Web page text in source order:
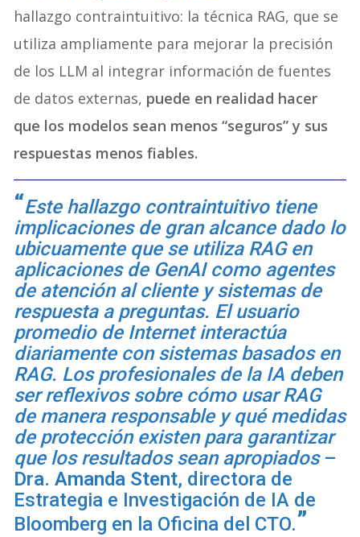
hallazgo contraintuitivo: la técnica RAG, que se
utiliza ampliamente para mejorar la precisión
de los LLM al integrar información de fuentes
de datos externas, puede en realidad hacer
que los modelos sean menos “seguros” y sus
respuestas menos fiables.
Este hallazgo contraintuitivo tiene
implicaciones de gran alcance dado lo
ubicuamente que se utiliza RAG en
aplicaciones de GenAI como agentes
de atención al cliente y sistemas de
respuesta a preguntas. El usuario
promedio de Internet interactúa
diariamente con sistemas basados en
RAG. Los profesionales de la IA deben
ser reflexivos sobre cómo usar RAG
de manera responsable y qué medidas
de protección existen para garantizar
que los resultados sean apropiados–
Dra. Amanda Stent, directora de
Estrategia e Investigación de IA de
Bloomberg en la Oficina del CTO.